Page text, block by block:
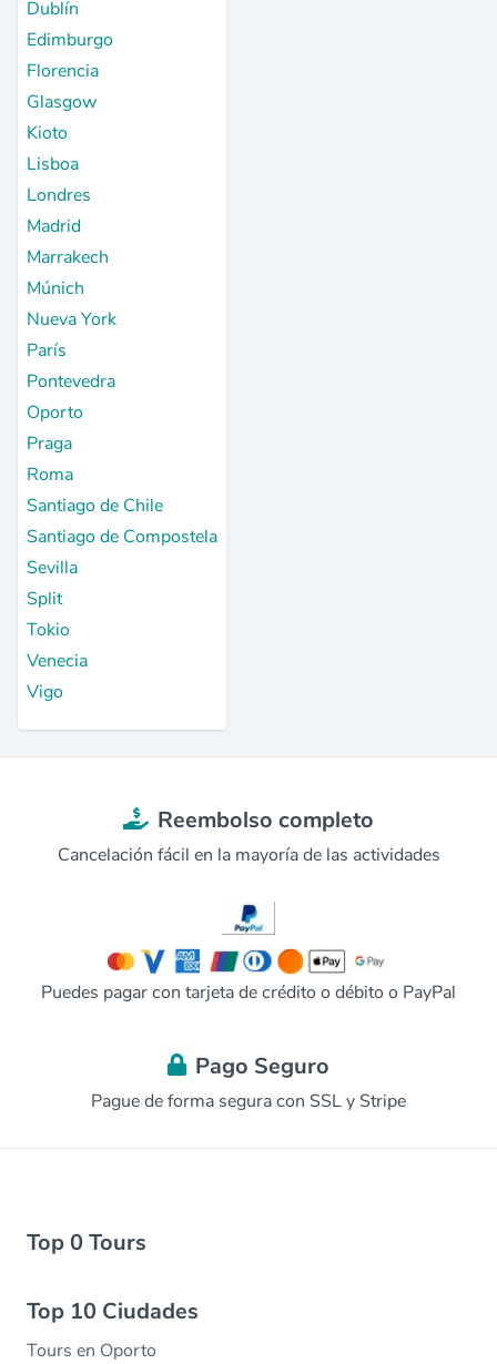
Dublín
Edimburgo
Florencia
Glasgow
Kioto
Lisboa
Londres
Madrid
Marrakech
Múnich
Nueva York
París
Pontevedra
Oporto
Praga
Roma
Santiago de Chile
Santiago de Compostela
Sevilla
Split
Tokio
Venecia
Vigo
Reembolso completo
Cancelación fácil en la mayoría de las actividades
Puedes pagar con tarjeta de crédito o débito o PayPal
Pago Seguro
Pague de forma segura con SSL y Stripe
Top 0 Tours
Top 10 Ciudades
Tours en Oporto